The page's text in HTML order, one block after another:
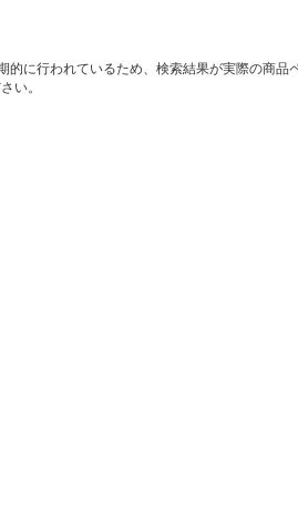
的に行われているため、検索結果が実際の商
い。